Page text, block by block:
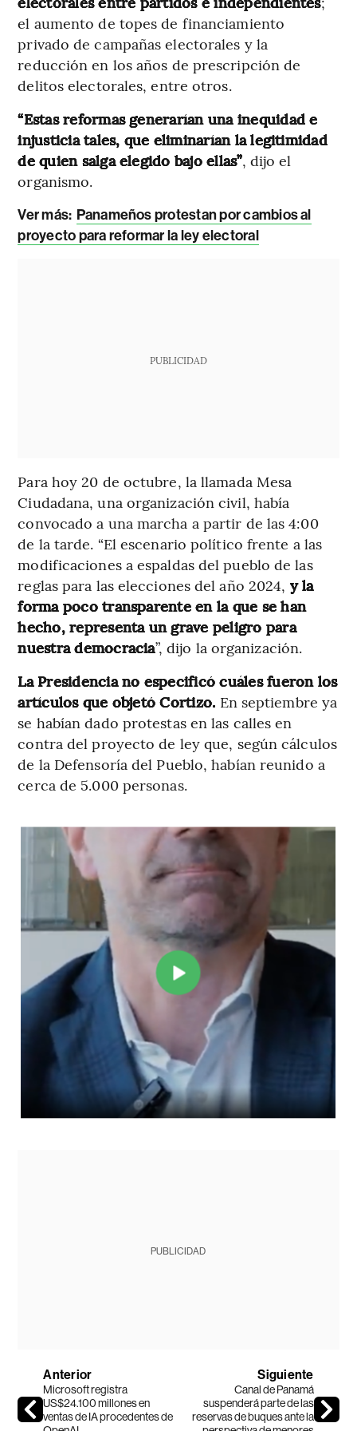
el aumento de topes de financiamiento
privado de campañas electorales y la
reducción en los años de prescripción de
delitos electorales, entre otros.
“Estas reformas generarían una inequidad e
injusticia tales, que eliminarían la legitimidad
de quien salga elegido bajo ellas”, dijo el
organismo.
Ver más: Panameños protestan por cambios al
proyecto para reformar la ley electoral
PUBLICIDAD
Para hoy 20 de octubre, la llamada Mesa
Ciudadana, una organización civil, había
convocado a una marcha a partir de las 4:00
de la tarde. “El escenario político frente a las
modificaciones a espaldas del pueblo de las
reglas para las elecciones del año 2024, y la
forma poco transparente en la que se han
hecho, representa un grave peligro para
nuestra democracia”, dijo la organización.
La Presidencia no especificó cuáles fueron los
artículos que objetó Cortizo. En septiembre ya
se habían dado protestas en las calles en
contra del proyecto de ley que, según cálculos
de la Defensoría del Pueblo, habían reunido a
cerca de 5.000 personas.
PUBLICIDAD
Anterior
Microsoft registra
US$24.100 millones en
ventas de IA procedentes de
Siguiente
Canal de Panamá
suspenderá parte de las
reservas de buques ante la